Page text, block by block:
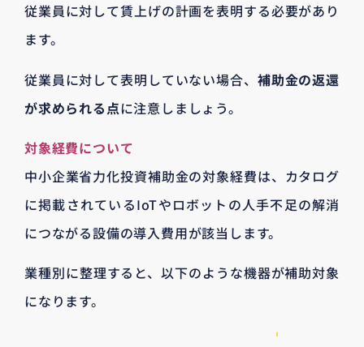
従業員に対して賃上げの計画を表明する必要があり
ます。
従業員に対して表明していない場合、 補助金の返還
が求められる点に注意しましょう。
対象経費について
中小企業省力化投資補助金の対象経費は、カタログ
に掲載されているIoTやロボットの人手不足の解消
につながる設備の導入費用が該当します。
業種別に整理すると、以下のような機器が補助対象
になります。